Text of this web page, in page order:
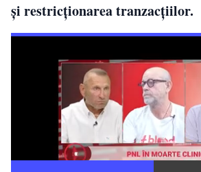
și restricționarea tranzacțiilor.